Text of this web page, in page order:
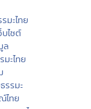
มะไทย
ไซต์
ล
ะไทย
รรมะ
ทย